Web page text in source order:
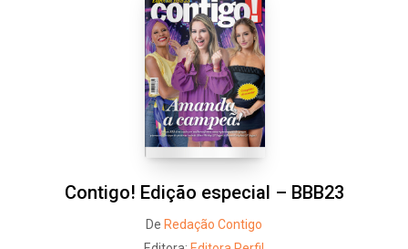
Contigo! Edição especial – BBB23
De Redação Contigo